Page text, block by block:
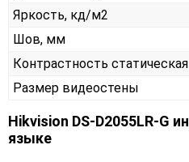
Яркость, кд/м2
Шов, мм
Контрастность статическая
Размер видеостены
Hikvision DS-D2055LR-G
языке